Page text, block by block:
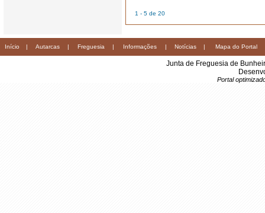
1 - 5 de 20
Início | Autarcas | Freguesia | Informações | Notícias | Mapa do Portal
Junta de Freguesia de
Portal